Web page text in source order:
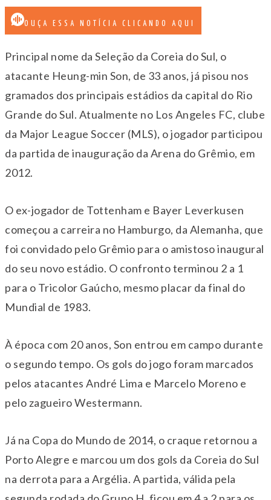
OUÇA ESSA NOTÍCIA CLICANDO AQUI
Principal nome da Seleção da Coreia do Sul, o
atacante Heung-min Son, de 33 anos, já pisou nos
gramados dos principais estádios da capital do Rio
Grande do Sul. Atualmente no Los Angeles FC, clube
da Major League Soccer (MLS), o jogador participou
da partida de inauguração da Arena do Grêmio, em
2012.
O ex-jogador de Tottenham e Bayer Leverkusen
começou a carreira no Hamburgo, da Alemanha, que
foi convidado pelo Grêmio para o amistoso inaugural
do seu novo estádio. O confronto terminou 2 a 1
para o Tricolor Gaúcho, mesmo placar da final do
Mundial de 1983.
À época com 20 anos, Son entrou em campo durante
o segundo tempo. Os gols do jogo foram marcados
pelos atacantes André Lima e Marcelo Moreno e
pelo zagueiro Westermann.
Já na Copa do Mundo de 2014, o craque retornou a
Porto Alegre e marcou um dos gols da Coreia do Sul
na derrota para a Argélia. A partida, válida pela